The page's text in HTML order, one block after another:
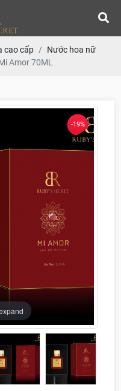
cao cấp
Nước hoa nữ
Amor 70ML
-19%